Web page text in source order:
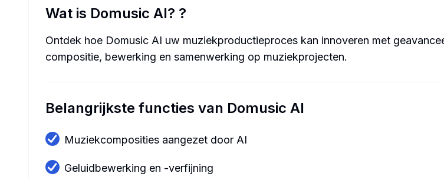
Wat is Domusic AI? ?
Ontdek hoe Domusic AI uw muziekproductieproces kan innoveren met
compositie, bewerking en samenwerking op muziekprojecten.
Belangrijkste functies van Domusic AI
Muziekcomposities aangezet door AI
Geluidbewerking en -verfijning